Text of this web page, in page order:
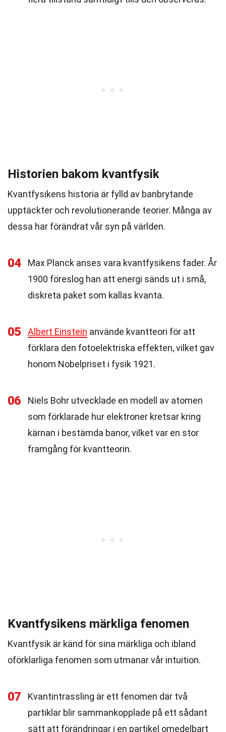
Historien bakom kvantfysik
Kvantfysikens historia är fylld av banbrytande
upptäckter och revolutionerande teorier. Många av
dessa har förändrat vår syn på världen.
04
Max Planck anses vara kvantfysikens fader. År
1900 föreslog han att energi sänds ut i små,
diskreta paket som kallas kvanta.
05 Albert Einstein använde kvantteori för att
förklara den fotoelektriska effekten, vilket gav
honom Nobelpriset i fysik 1921.
06
Niels Bohr utvecklade en modell av atomen
som förklarade hur elektroner kretsar kring
kärnan i bestämda banor, vilket var en stor
framgång för kvantteorin.
Kvantfysikens märkliga fenomen
Kvantfysik är känd för sina märkliga och ibland
oförklarliga fenomen som utmanar vår intuition.
07
Kvantintrassling är ett fenomen där två
partiklar blir sammankopplade på ett sådant
sätt att förändringar i en partikel omedelbart